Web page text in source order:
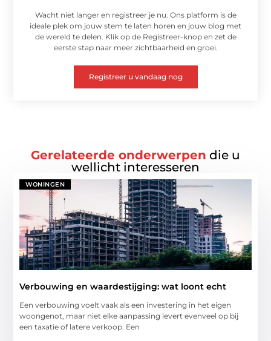
Wacht niet langer en registreer je nu. Ons platform is de
ideale plek om jouw stem te laten horen en jouw blog met
de wereld te delen. Klik op de Registreer-knop en zet de
eerste stap naar meer zichtbaarheid en groei.
Registreer u vandaag nog
Gerelateerde onderwerpen die u
wellicht interesseren
WONINGEN
Verbouwing en waardestijging: wat loont echt
Een verbouwing voelt vaak als een investering in het eigen
woongenot, maar niet elke aanpassing levert evenveel op bij
een taxatie of latere verkoop. Een